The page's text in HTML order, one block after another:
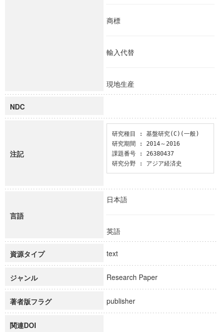
商標
輸入代替
現地生産
NDC
注記
研究種目 : 基盤研究(C)(一般)
研究期間 : 2014～2016
課題番号 : 26380437
研究分野 : アジア経済史
言語
日本語
英語
資源タイプ text
ジャンル Research Paper
著者版フラグ publisher
関連DOI